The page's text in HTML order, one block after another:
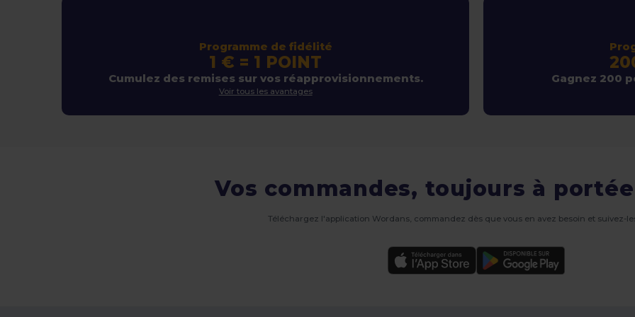
Programme de fidélité
1 € = 1 POINT
Cumulez des remises sur vos réapprovisionnements.
Voir tous les avantages
Gagnez 200
Vos commandes, toujours à
Téléchargez l'application Wordans, commandez dès que vous en avez besoin et suivez-